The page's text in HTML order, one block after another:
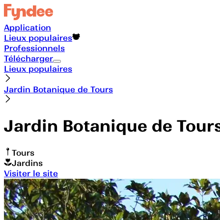
Application
Lieux populaires
Professionnels
Télécharger
Lieux populaires
Jardin Botanique de Tours
Jardin Botanique de
Tours
Jardins
Visiter le site